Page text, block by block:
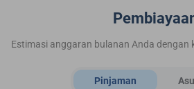
Estimasi anggaran bulanan Anda
Pinjaman